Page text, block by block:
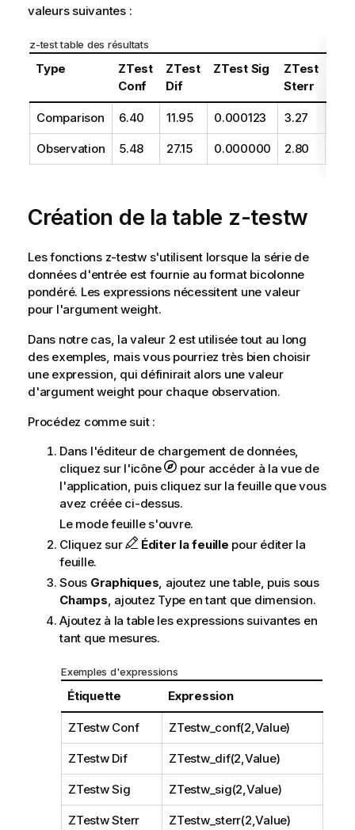
valeurs suivantes :
z-testtable des résultats
Type
ZTest
Conf
ZTest
Dif
ZTest Sig
ZTest
Sterr
Comparison 6.40 11.95 0.000123 3.27
Observation 5.48 27.15 0.000000 2.80
Création de la table z-testw
Les fonctions z-testws'utilisent lorsque la série de
données d'entrée est fournie au format bicolonne
pondéré. Les expressions nécessitent une valeur
pour l'argumentweight.
Dans notre cas, la valeur 2 est utilisée tout au long
des exemples, mais vous pourriez très bien choisir
une expression, qui définirait alors une valeur
d'argumentweightpour chaque observation.
Procédez comme suit :
Dans l'éditeur de chargement de données,
cliquez sur l'icône
pour accéder à la vue de
l'application, puis cliquez sur la feuille que vous
avez créée ci-dessus.
Le mode feuille s'ouvre.
Cliquez sur
Éditer la feuille pour éditer la
feuille.
Sous Graphiques, ajoutez une table, puis sous
Champs, ajoutez Type en tant que dimension.
Ajoutez à la table les expressions suivantes en
tant que mesures.
Exemples d'expressions
Étiquette Expression
ZTestw Conf ZTestw_conf(2,Value)
ZTestw Dif ZTestw_dif(2,Value)
ZTestw Sig ZTestw_sig(2,Value)
ZTestw Sterr ZTestw_sterr(2,Value)